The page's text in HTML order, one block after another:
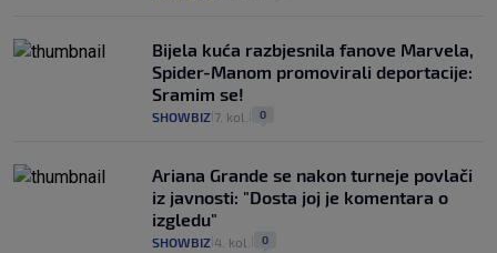
Bijela kuća razbjesnila fanove Marvela,
Spider-Manom promovirali deportacije:
Sramim se!
SHOWBIZ 7. kol. 0
Ariana Grande se nakon turneje povlači
iz javnosti: "Dosta joj je komentara o
izgledu"
SHOWBIZ 4. kol. 0